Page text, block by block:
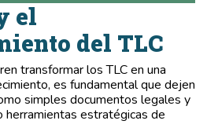
el
del TLC
transformar los TLC en una
es fundamental que dejen
simples documentos legales y
herramientas estratégicas de